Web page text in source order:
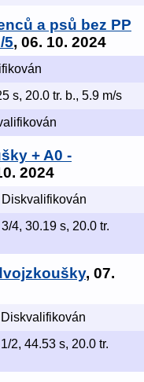
a psů bez PP
5, 06. 10. 2024
s, 20.0 tr. b., 5.9 m/s
+ A0 -
2024
Diskvalifikován
3/4, 30.19 s, 20.0 tr.
, 07.
Diskvalifikován
2, 44.53 s, 20.0 tr.